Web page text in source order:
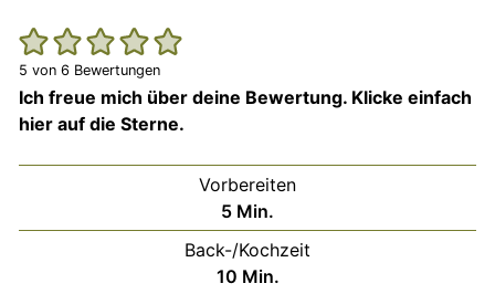
5 von6 Bewertungen
Ich freue mich über deine Bewertung. Klicke einfach
hier auf die Sterne.
Vorbereiten
5Minuten
Min.
Back-/Kochzeit
10Minuten
Min.